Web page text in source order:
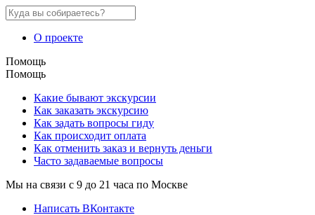
О проекте
Помощь
Помощь
Какие бывают экскурсии
Как заказать экскурсию
Как задать вопросы гиду
Как происходит оплата
Как отменить заказ и вернуть деньги
Часто задаваемые вопросы
Мы на связи с 9 до 21 часа по Москве
Написать ВКонтакте